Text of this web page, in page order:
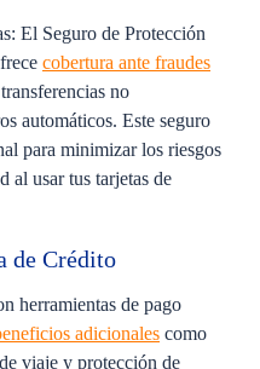
El Seguro de Protección
cobertura ante fraudes
no
automáticos. Este seguro
para minimizar los riesgos
al usar tus tarjetas de
de Crédito
herramientas de pago
adicionales como
viaje y protección de